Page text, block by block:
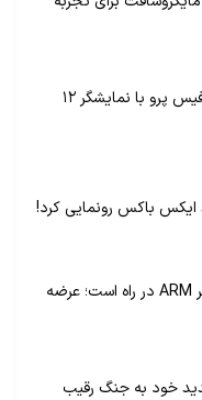
مایکروسافت از نسل جدید سرفیس پرو با نمایشگر ۱۲
باکس رونمایی کرد!
موج دوم کامپیوترهای مبتنی بر ARM در راه است؛ عرضه
خود به جنگ رقیب